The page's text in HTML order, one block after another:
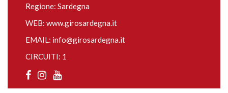
Regione: Sardegna
WEB: www.girosardegna.it
EMAIL: info@girosardegna.it
CIRCUITI: 1